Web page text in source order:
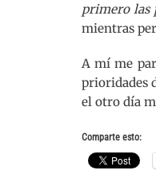
primero las
mientras
A mí me
prioridades
el otro día
Comparte esto: